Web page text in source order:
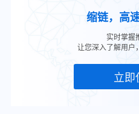
缩链，高
实时掌握
让您深入了解用户
立即